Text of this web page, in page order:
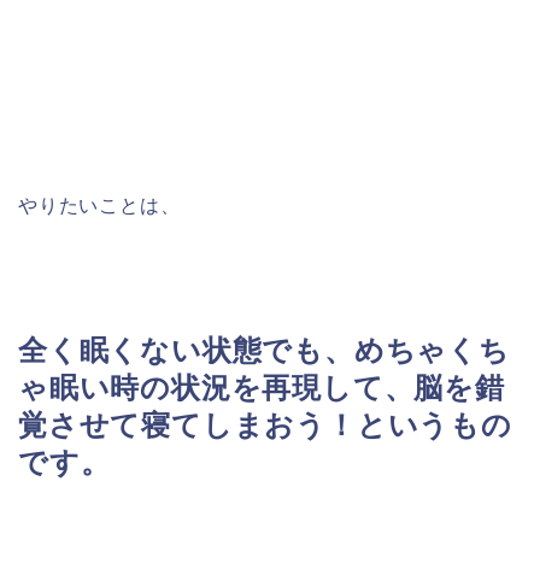
やりたいことは、
全く眠くない状態でも、めちゃくち
ゃ眠い時の状況を再現して、脳を錯
覚させて寝てしまおう！というもの
です。